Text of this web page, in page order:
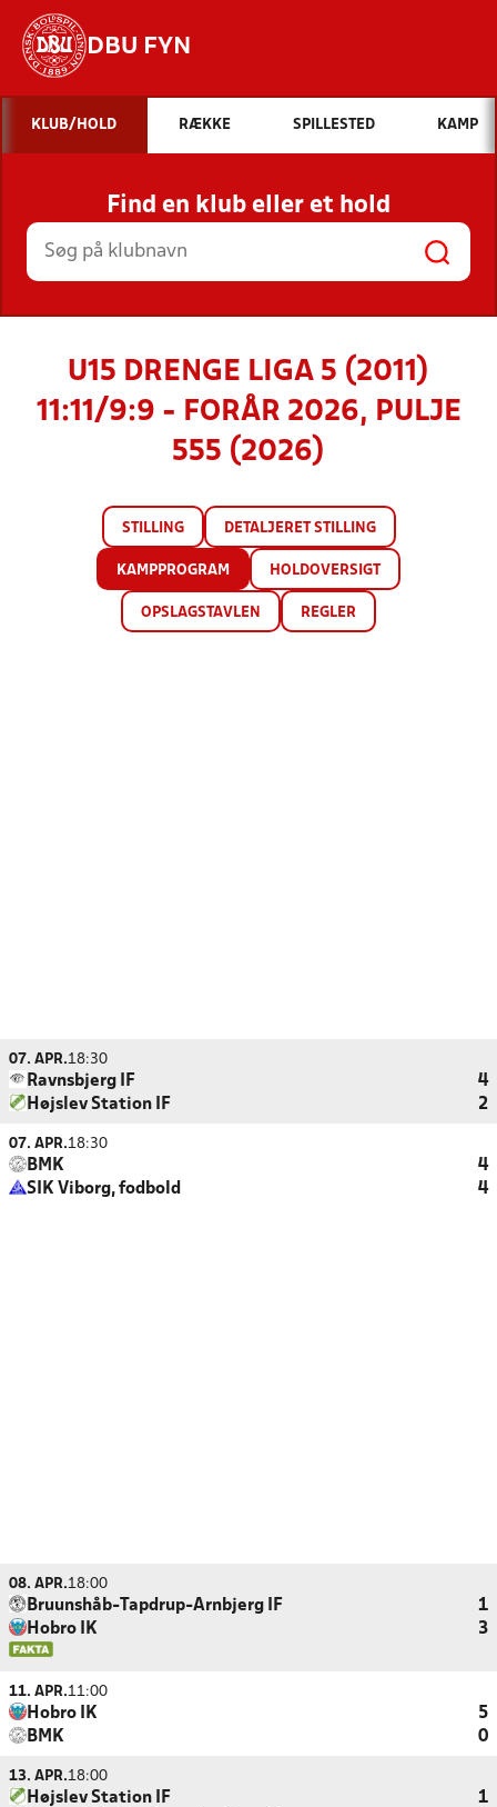
DBU FYN
Hvad vil du søge efter?
INDHOLD OG NYHEDER
STILLINGER, RESULTATER, KLUBBER OG
HOLD
KLUB/HOLD RÆKKE SPILLESTED KAMP
Find en klub eller et hold
U15 DRENGE LIGA 5 (2011)
11:11/9:9 - FORÅR 2026, PULJE
555 (2026)
STILLING DETALJERET STILLING
KAMPPROGRAM HOLDOVERSIGT
OPSLAGSTAVLEN REGLER
07. APR.18:30
Ravnsbjerg IF
4
Højslev Station IF
2
07. APR.18:30
BMK
4
SIK Viborg, fodbold
4
08. APR.18:00
Bruunshåb-Tapdrup-Arnbjerg IF
1
Hobro IK
3
11. APR.11:00
Hobro IK
5
BMK
0
13. APR.18:00
Højslev Station IF
1